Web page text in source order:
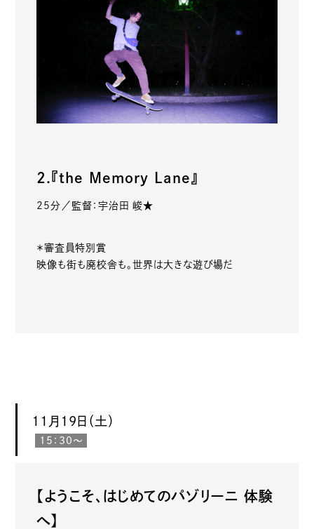
2.『the Memory Lane』
25分／監督：宇治田 峻★
＊審査員特別賞
映像も街も廃校舎も。世界は大きな遊び場だ
11月19日（土）
15：30〜
【ようこそ、はじめてのパゾリーニ 体験
へ】